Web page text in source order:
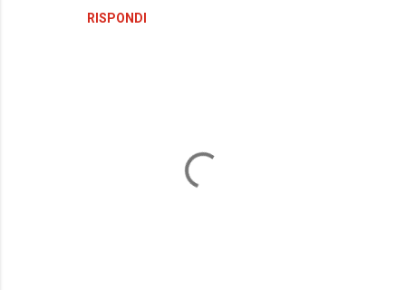
RISPONDI